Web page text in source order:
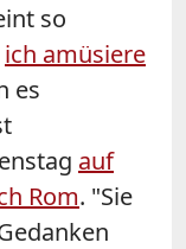
so
ich amüsiere
es
auf
Rom. "Sie